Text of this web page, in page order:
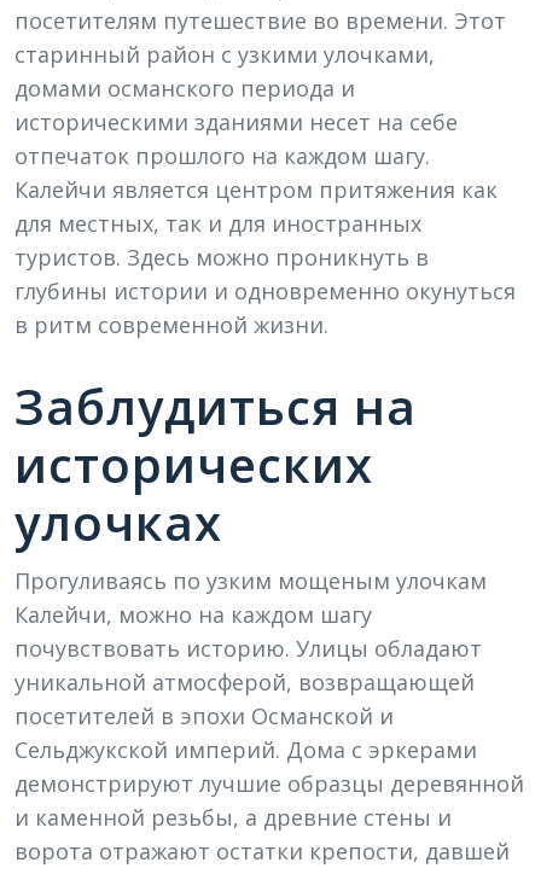
посетителям путешествие во времени. Этот
старинный район с узкими улочками,
домами османского периода и
историческими зданиями несет на себе
отпечаток прошлого на каждом шагу.
Калейчи является центром притяжения как
для местных, так и для иностранных
туристов. Здесь можно проникнуть в
глубины истории и одновременно окунуться
в ритм современной жизни.
Заблудиться на
исторических
улочках
Прогуливаясь по узким мощеным улочкам
Калейчи, можно на каждом шагу
почувствовать историю. Улицы обладают
уникальной атмосферой, возвращающей
посетителей в эпохи Османской и
Сельджукской империй. Дома с эркерами
демонстрируют лучшие образцы деревянной
и каменной резьбы, а древние стены и
ворота отражают остатки крепости, давшей